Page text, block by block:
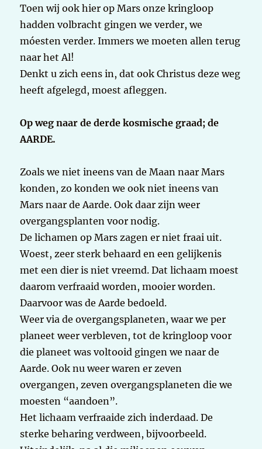
Toen wij ook hier op Mars onze kringloop
hadden volbracht gingen we verder, we
móesten verder. Immers we moeten allen terug
naar het Al!
Denkt u zich eens in, dat ook Christus deze weg
heeft afgelegd, moest afleggen.
Op weg naar de derde kosmische graad; de
AARDE.
Zoals we niet ineens van de Maan naar Mars
konden, zo konden we ook niet ineens van
Mars naar de Aarde. Ook daar zijn weer
overgangsplanten voor nodig.
De lichamen op Mars zagen er niet fraai uit.
Woest, zeer sterk behaard en een gelijkenis
met een dier is niet vreemd. Dat lichaam moest
daarom verfraaid worden, mooier worden.
Daarvoor was de Aarde bedoeld.
Weer via de overgangsplaneten, waar we per
planeet weer verbleven, tot de kringloop voor
die planeet was voltooid gingen we naar de
Aarde. Ook nu weer waren er zeven
overgangen, zeven overgangsplaneten die we
moesten “aandoen”.
Het lichaam verfraaide zich inderdaad. De
sterke beharing verdween, bijvoorbeeld.